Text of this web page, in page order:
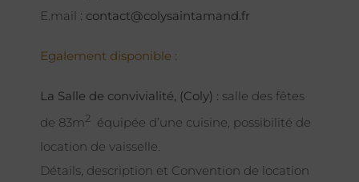
E.mail : contact@colysaintamand.fr
Egalement disponible :
La Salle de convivialité, (Coly) : salle des fêtes
de 83m2
équipée d’une cuisine, possibilité de
location de vaisselle.
Détails, description et Convention de location